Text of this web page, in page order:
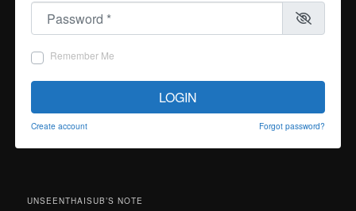
Password
Remember Me
LOGIN
Create account Forgot password?
UNSEENTHAISUB’S NOTE